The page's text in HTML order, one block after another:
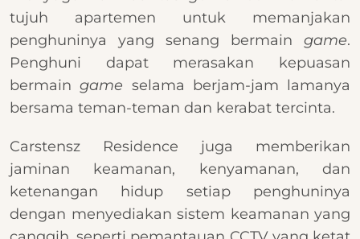
tujuh apartemen untuk memanjakan
penghuninya yang senang bermain game.
Penghuni dapat merasakan kepuasan
bermaingame selama berjam-jam lamanya
bersama teman-teman dan kerabat tercinta.
Carstensz Residence juga memberikan
jaminan keamanan, kenyamanan, dan
ketenangan hidup setiap penghuninya
dengan menyediakan sistem keamanan yang